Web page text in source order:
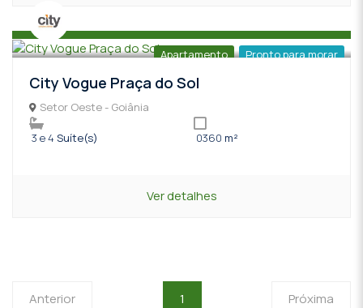
Apartamento Pronto para morar
City Vogue Praça do Sol
Setor Oeste - Goiânia
3 e 4 Suíte(s) 0360 m²
Ver detalhes
Anterior 1 Próxima